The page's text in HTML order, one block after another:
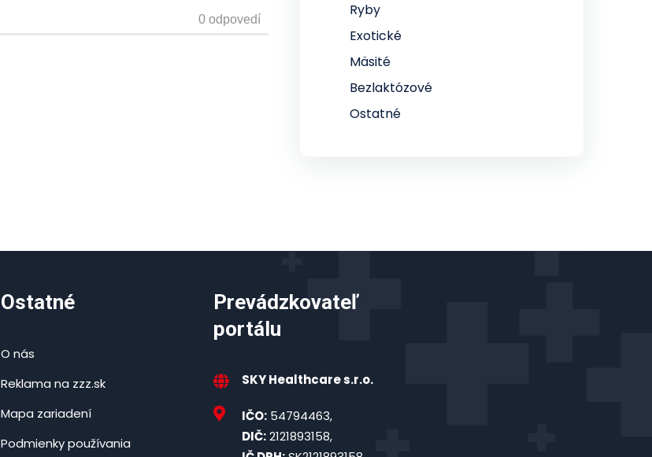
Ryby
Exotické
Mäsité
Bezlaktózové
Ostatné
Ostatné
O nás
Reklama na zzz.sk
Mapa zariadení
Podmienky používania
Prevádzkovateľ
portálu
SKY Healthcare s.r.o.
IČO: 54794463,
DIČ:2121893158,